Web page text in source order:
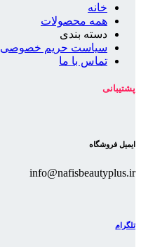
خانه
همه محصولات
دسته بندی
سیاست حریم خصوصی
تماس با ما
پشتیبانی
ایمیل فروشگاه
info@nafisbeautyplus.ir
تلگرام